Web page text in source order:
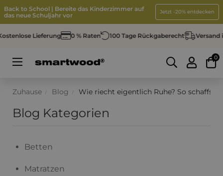
Back to School | Bereite das Kinderzimmer auf
das neue Schuljahr vor
Jetzt -20% entdecken
Lieferung 0 % Raten 100 Tage Rückgaberecht Versand in
Umschalten
☰ 0
Zuhause Blog Wie riecht eigentlich Ruhe? So schaffst
Blog Kategorien
Betten
Matratzen